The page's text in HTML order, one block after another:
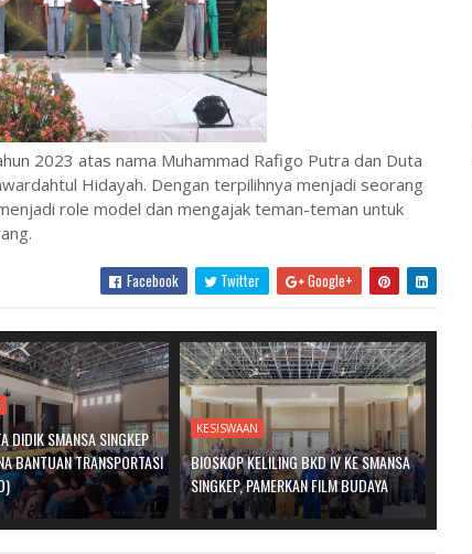
2023 atas nama Muhammad Rafigo Putra dan Duta
Hidayah. Dengan terpilihnya menjadi seorang
role model dan mengajak teman-teman untuk
Facebook Twitter Google+
DIDIK SMANSA SINGKEP
BANTUAN TRANSPORTASI
KESISWAAN
BIOSKOP KELILING BKD IV KE SMANSA
SINGKEP, PAMERKAN FILM BUDAYA